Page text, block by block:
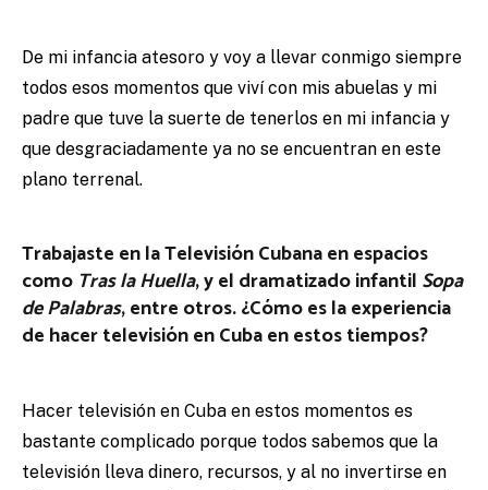
De mi infancia atesoro y voy a llevar conmigo siempre
todos esos momentos que viví con mis abuelas y mi
padre que tuve la suerte de tenerlos en mi infancia y
que desgraciadamente ya no se encuentran en este
plano terrenal.
Trabajaste en la Televisión Cubana en espacios
como Tras la Huella, y el dramatizado infantil Sopa
de Palabras, entre otros. ¿Cómo es la experiencia
de hacer televisión en Cuba en estos tiempos?
Hacer televisión en Cuba en estos momentos es
bastante complicado porque todos sabemos que la
televisión lleva dinero, recursos, y al no invertirse en